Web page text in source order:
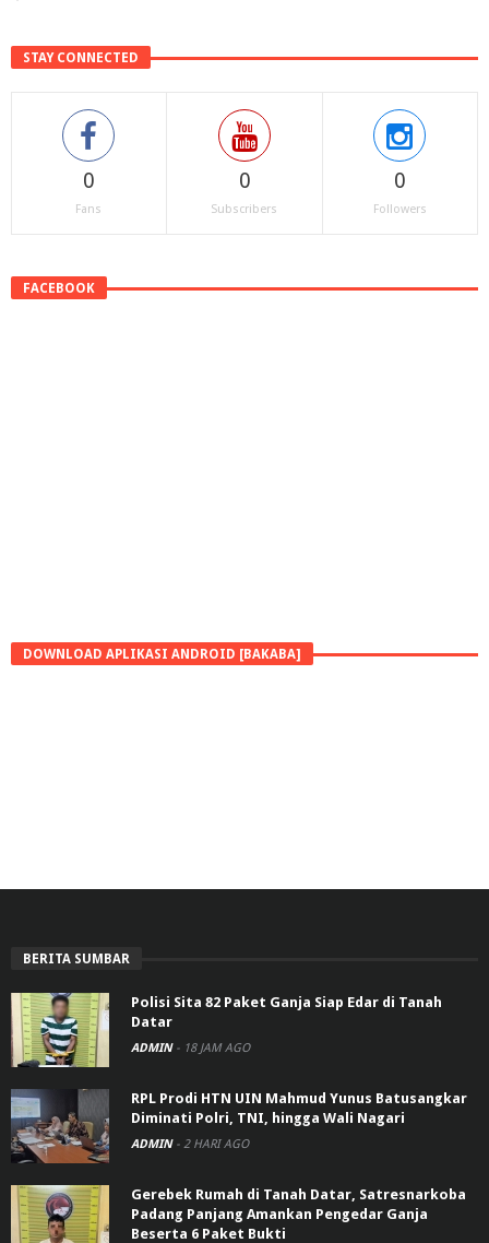
STAY CONNECTED
0
Fans
0
Subscribers
0
Followers
FACEBOOK
DOWNLOAD APLIKASI ANDROID [BAKABA]
BERITA SUMBAR
Polisi Sita 82 Paket Ganja Siap Edar di Tanah
Datar
ADMIN - 18 JAM AGO
RPL Prodi HTN UIN Mahmud Yunus Batusangkar
Diminati Polri, TNI, hingga Wali Nagari
ADMIN - 2 HARI AGO
Gerebek Rumah di Tanah Datar, Satresnarkoba
Padang Panjang Amankan Pengedar Ganja
Beserta 6 Paket Bukti